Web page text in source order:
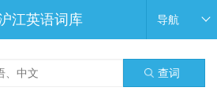
江英语词库 导航
查词